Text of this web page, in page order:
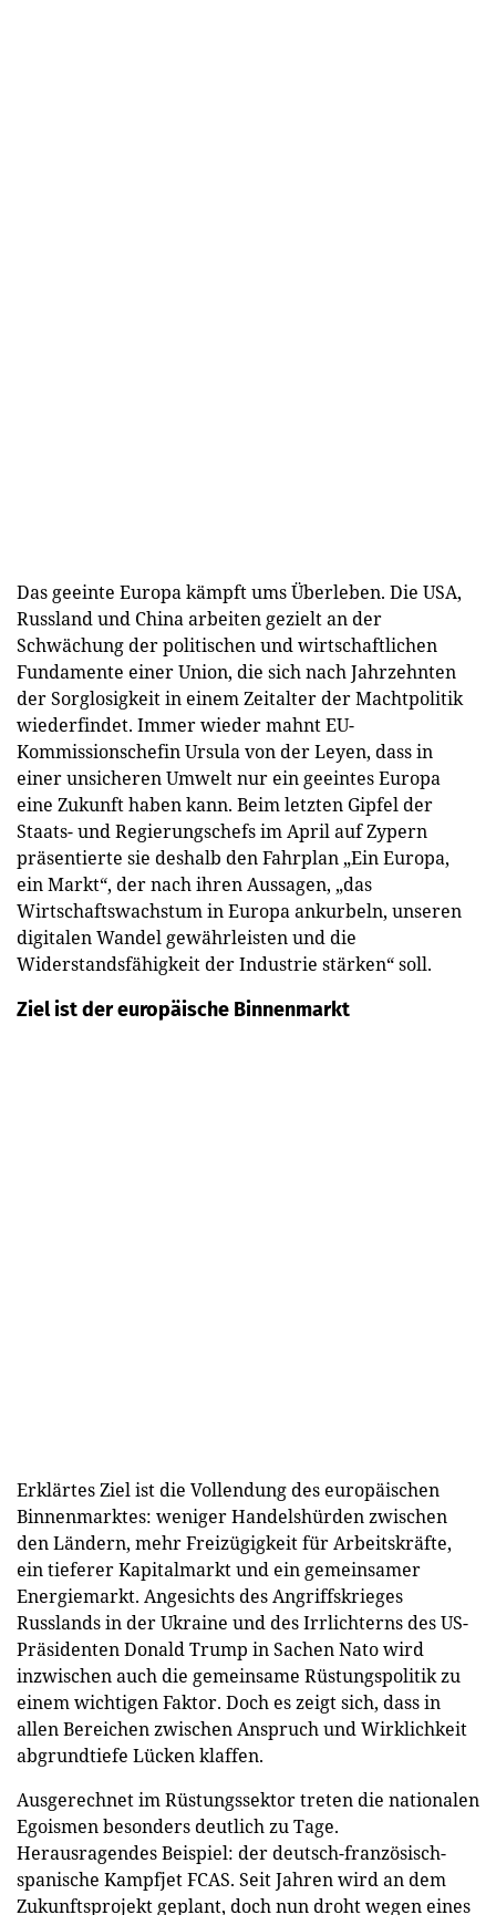
Das geeinte Europa kämpft ums Überleben. Die USA,
Russland und China arbeiten gezielt an der
Schwächung der politischen und wirtschaftlichen
Fundamente einer Union, die sich nach Jahrzehnten
der Sorglosigkeit in einem Zeitalter der Machtpolitik
wiederfindet. Immer wieder mahnt EU-
Kommissionschefin Ursula von der Leyen, dass in
einer unsicheren Umwelt nur ein geeintes Europa
eine Zukunft haben kann. Beim letzten Gipfel der
Staats- und Regierungschefs im April auf Zypern
präsentierte sie deshalb den Fahrplan „Ein Europa,
ein Markt“, der nach ihren Aussagen, „das
Wirtschaftswachstum in Europa ankurbeln, unseren
digitalen Wandel gewährleisten und die
Widerstandsfähigkeit der Industrie stärken“ soll.
Ziel ist der europäische Binnenmarkt
Erklärtes Ziel ist die Vollendung des europäischen
Binnenmarktes: weniger Handelshürden zwischen
den Ländern, mehr Freizügigkeit für Arbeitskräfte,
ein tieferer Kapitalmarkt und ein gemeinsamer
Energiemarkt. Angesichts des Angriffskrieges
Russlands in der Ukraine und des Irrlichterns des US-
Präsidenten Donald Trump in Sachen Nato wird
inzwischen auch die gemeinsame Rüstungspolitik zu
einem wichtigen Faktor. Doch es zeigt sich, dass in
allen Bereichen zwischen Anspruch und Wirklichkeit
abgrundtiefe Lücken klaffen.
Ausgerechnet im Rüstungssektor treten die nationalen
Egoismen besonders deutlich zu Tage.
Herausragendes Beispiel: der deutsch-französisch-
spanische Kampfjet FCAS. Seit Jahren wird an dem
Zukunftsprojekt geplant, doch nun droht wegen eines